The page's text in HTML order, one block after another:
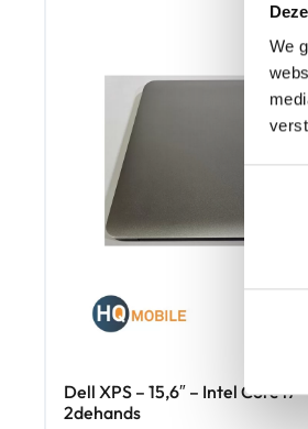
We
Dell XPS – 15,6″ – Intel Core i7
2dehands